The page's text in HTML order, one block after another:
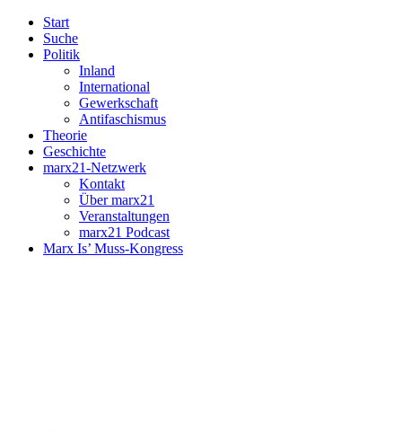
Start
Suche
Politik
Inland
International
Gewerkschaft
Antifaschismus
Theorie
Geschichte
marx21-Netzwerk
Kontakt
Über marx21
Veranstaltungen
marx21 Podcast
Marx Is’ Muss-Kongress